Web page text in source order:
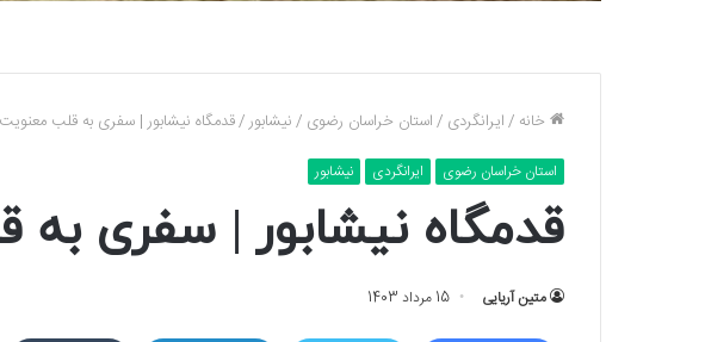
خانه /ایرانگردی /استان خراسان رضوی /نیشابور/قدمگاه نیشابور | سفری به قلب معنویت
استان خراسان رضوی ایرانگردی نیشابور
قدمگاه نیشابور | سفری
متین آریایی 15 مرداد 1403